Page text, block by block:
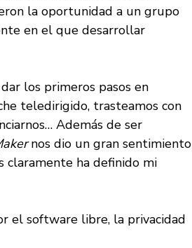
la oportunidad a un grupo
en el que desarrollar
los primeros pasos en
teledirigido, trasteamos con
Además de ser
nos dio un gran sentimiento
claramente ha definido mi
el software libre, la privacidad